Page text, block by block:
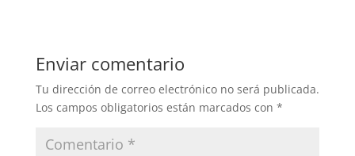
Enviar comentario
Tu dirección de correo electrónico no será publicada.
Los campos obligatorios están marcados con *